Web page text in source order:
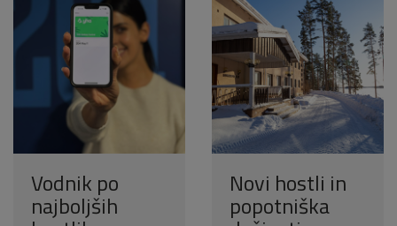
Vodnik po
najboljših
Novi hostli in
popotniška